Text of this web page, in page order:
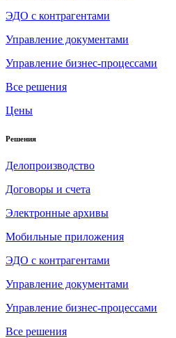
ЭДО с контрагентами
Управление документами
Управление бизнес-процессами
Все решения
Цены
Решения
Делопроизводство
Договоры и счета
Электронные архивы
Мобильные приложения
ЭДО с контрагентами
Управление документами
Управление бизнес-процессами
Все решения